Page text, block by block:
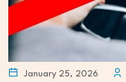
January 25, 2026